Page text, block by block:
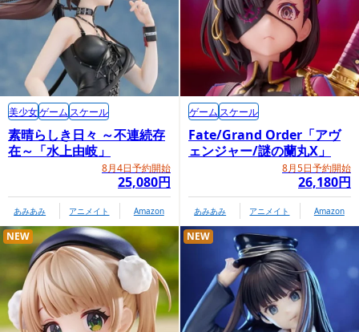
素晴らしき日々 ～不連続存
在～「水上由岐」
8月4日予約開始
25,080円
美少女ゲーム スケール
あみあみ アニメイト Amazon
Fate/Grand Order「アヴ
ェンジャー/謎の蘭丸X」
8月5日予約開始
26,180円
ゲーム スケール
あみあみ アニメイト Amazon
NEW NEW